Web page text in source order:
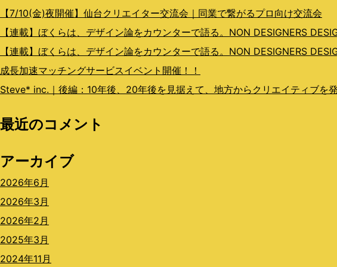
ョ
ン
【7/10(金)夜開催】仙台クリエイター交流会｜同業で繋がるプロ向け交流会
【連載】ぼくらは、デザイン論をカウンターで語る。NON DESIGNERS
【連載】ぼくらは、デザイン論をカウンターで語る。NON DESIGNERS
成長加速マッチングサービスイベント開催！！
Steve* inc.｜後編：10年後、20年後を見据えて、地方からクリエイティブを
最近のコメント
アーカイブ
2026年6月
2026年3月
2026年2月
2025年3月
2024年11月